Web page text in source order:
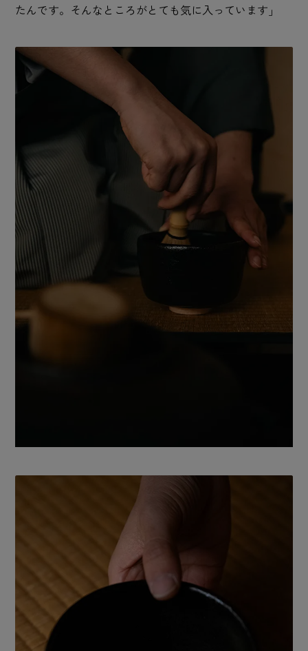
たんです。そんなところがとても気に入っています」